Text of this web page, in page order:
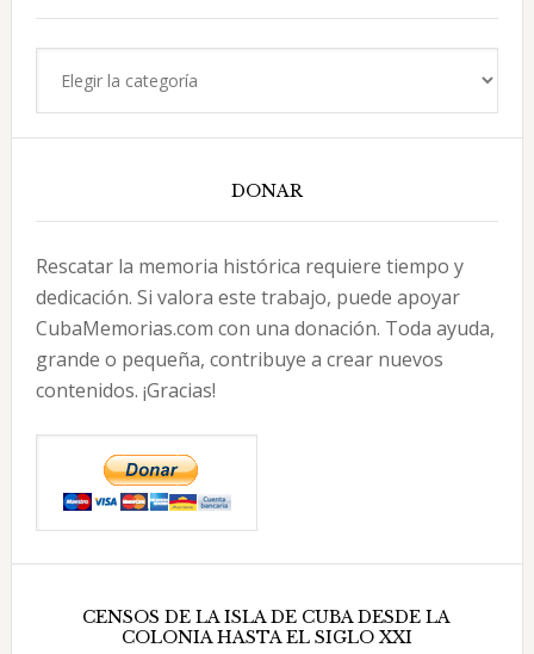
DONAR
Rescatar la memoria histórica requiere tiempo y
dedicación. Si valora este trabajo, puede apoyar
CubaMemorias.com con una donación. Toda ayuda,
grande o pequeña, contribuye a crear nuevos
contenidos. ¡Gracias!
CENSOS DE LA ISLA DE CUBA DESDE LA
COLONIA HASTA EL SIGLO XXI